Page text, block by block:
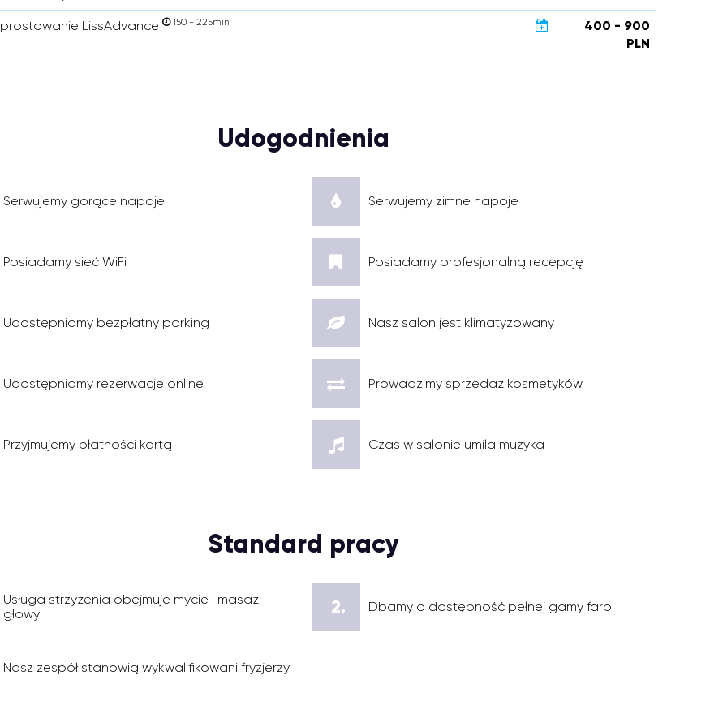
prostowanie LissAdvance 150 - 225min
400 - 900
PLN
Udogodnienia
Serwujemy gorące napoje Serwujemy zimne napoje
Posiadamy sieć WiFi Posiadamy profesjonalną recepcję
Udostępniamy bezpłatny parking Nasz salon jest klimatyzowany
Udostępniamy rezerwacje online Prowadzimy sprzedaż kosmetyków
Przyjmujemy płatności kartą Czas w salonie umila muzyka
Standard pracy
Usługa strzyżenia obejmuje mycie i masaż
głowy
2. Dbamy o dostępność pełnej gamy farb
Nasz zespół stanowią wykwalifikowani fryzjerzy